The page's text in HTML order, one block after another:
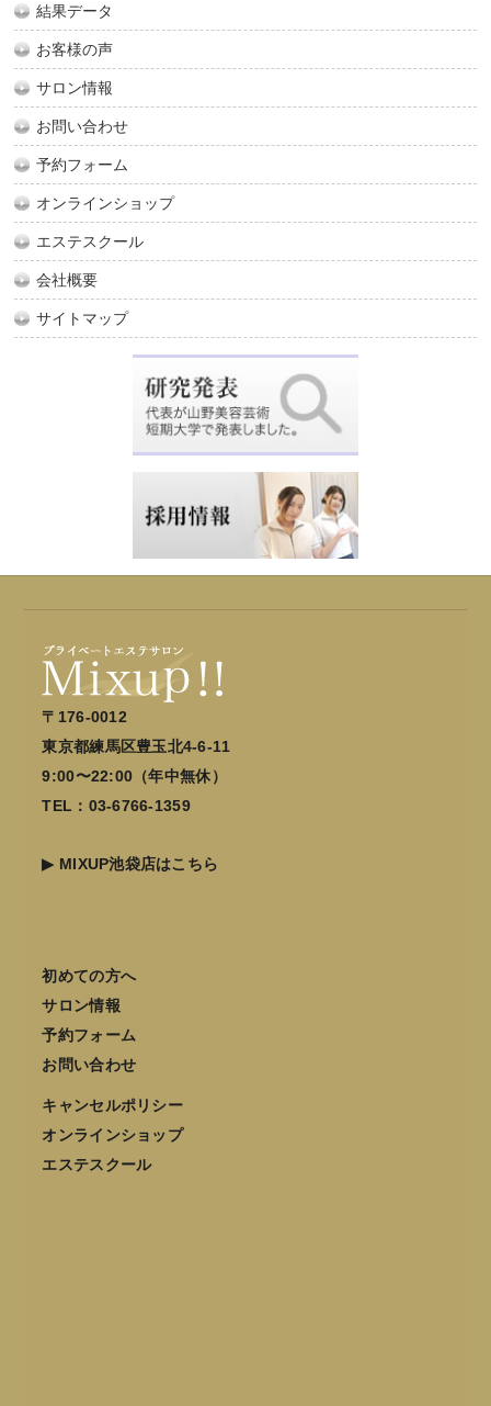
結果データ
お客様の声
サロン情報
お問い合わせ
予約フォーム
オンラインショップ
エステスクール
会社概要
サイトマップ
〒176-0012
東京都練馬区豊玉北4-6-11
9:00〜22:00（年中無休）
TEL：03-6766-1359
▶ MIXUP池袋店はこちら
初めての方へ
サロン情報
予約フォーム
お問い合わせ
キャンセルポリシー
オンラインショップ
エステスクール